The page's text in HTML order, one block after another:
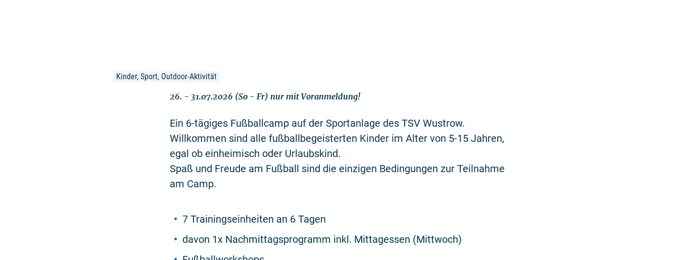
Kinder, Sport, Outdoor-Aktivität
26. - 31.07.2026 (So - Fr) nur mit Voranmeldung!
Ein 6-tägiges Fußballcamp auf der Sportanlage des TSV Wustrow.
Willkommen sind alle fußballbegeisterten Kinder im Alter von 5-15 Jahren,
egal ob einheimisch oder Urlaubskind.
Spaß und Freude am Fußball sind die einzigen Bedingungen zur Teilnahme
am Camp.
7 Trainingseinheiten an 6 Tagen
davon 1x Nachmittagsprogramm inkl. Mittagessen (Mittwoch)